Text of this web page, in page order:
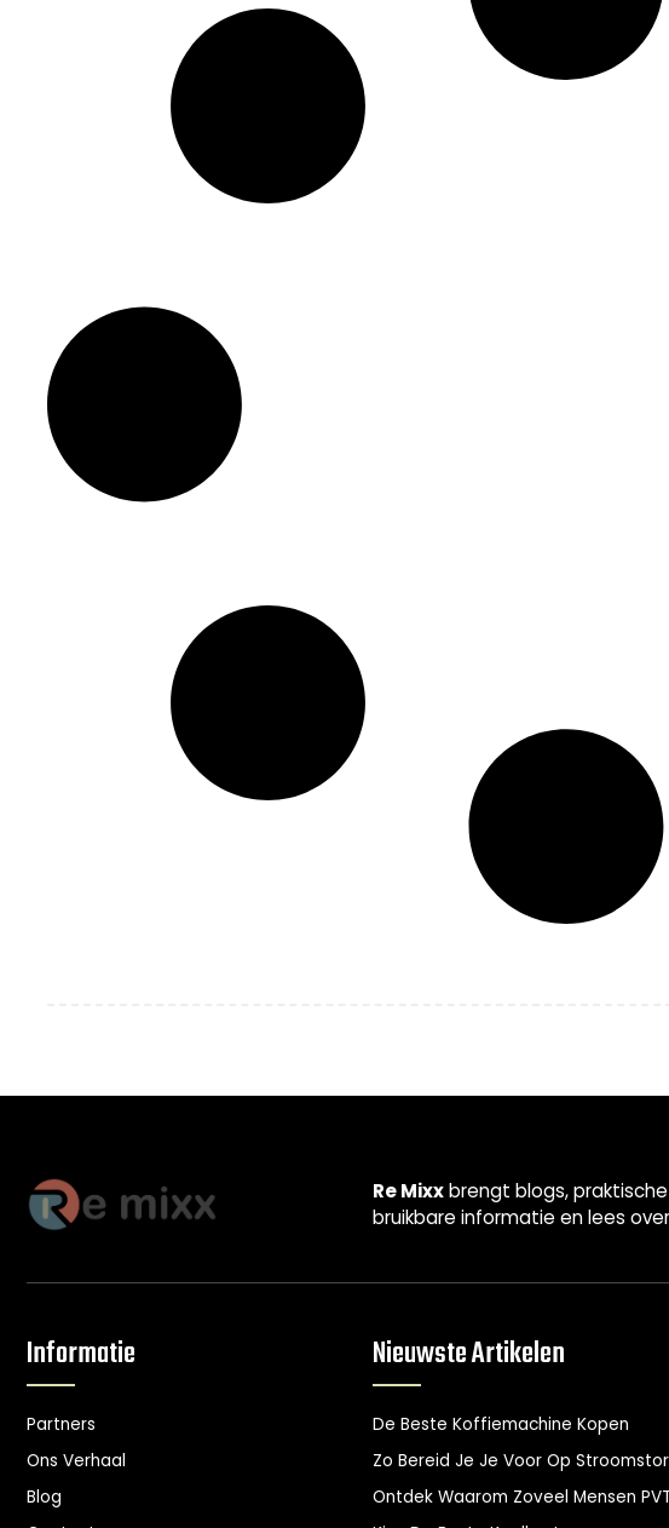
Re Mixxbrengt blogs,
bruikbare informatie en lees
Informatie
Partners
Ons Verhaal
Blog
Nieuwste Artikelen
De Beste Koffiemachine Kopen
Zo Bereid Je Je Voor Op
Ontdek Waarom Zoveel Mensen